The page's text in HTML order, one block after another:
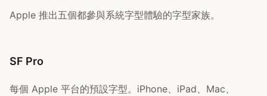
Apple 推出五個都參與系統字型體驗的字型家族。
SF Pro
每個 Apple 平台的預設字型。iPhone、iPad、Mac、